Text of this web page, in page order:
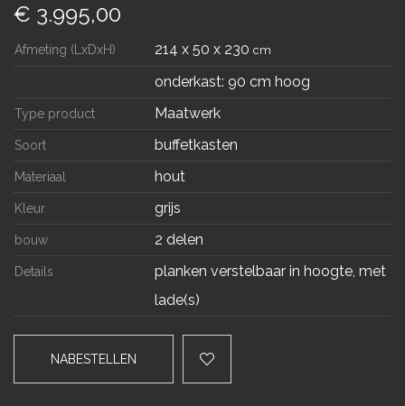
€ 3.995,00
Afmeting (LxDxH) 214 x 50 x 230 cm
onderkast: 90 cm hoog
Type product Maatwerk
Soort buffetkasten
Materiaal hout
Kleur grijs
bouw 2 delen
Details
planken verstelbaar in hoogte, met
lade(s)
NABESTELLEN